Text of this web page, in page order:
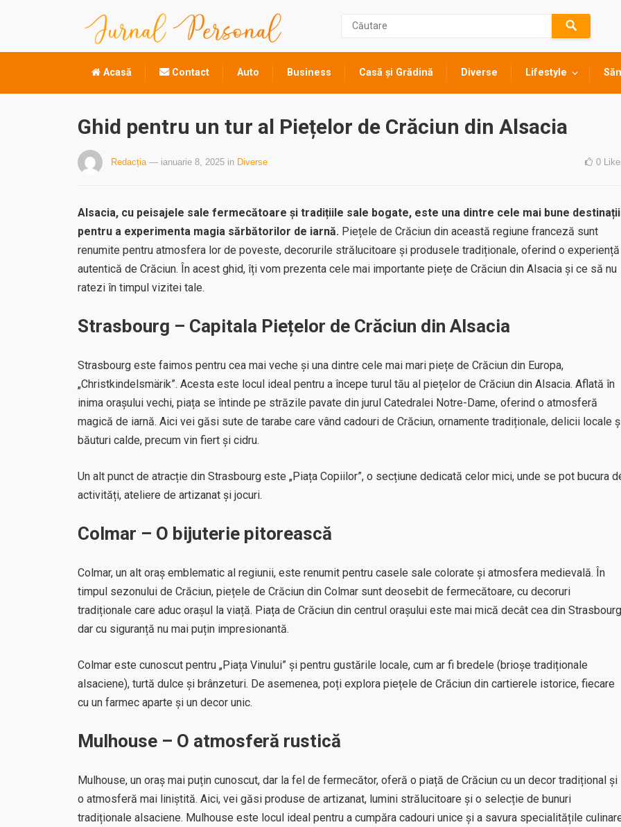
Acasă Contact Auto Business Casă și Grădină Diverse Lifestyle
Ghid pentru un tur al Piețelor de Crăciun din Alsacia
Redacția — ianuarie 8, 2025 in Diverse 0
Alsacia, cu peisajele sale fermecătoare și tradițiile sale bogate, este una dintre cele mai bune destinații
pentru a experimenta magia sărbătorilor de iarnă. Piețele de Crăciun din această regiune franceză sunt
renumite pentru atmosfera lor de poveste, decorurile strălucitoare și produsele tradiționale, oferind o experiență
autentică de Crăciun. În acest ghid, îți vom prezenta cele mai importante piețe de Crăciun din Alsacia și ce să nu
ratezi în timpul vizitei tale.
Strasbourg – Capitala Piețelor de Crăciun din Alsacia
Strasbourg este faimos pentru cea mai veche și una dintre cele mai mari piețe de Crăciun din Europa,
„Christkindelsmärik”. Acesta este locul ideal pentru a începe turul tău al piețelor de Crăciun din Alsacia. Aflată în
inima orașului vechi, piața se întinde pe străzile pavate din jurul Catedralei Notre-Dame, oferind o atmosferă
magică de iarnă. Aici vei găsi sute de tarabe care vând cadouri de Crăciun, ornamente tradiționale, delicii locale
băuturi calde, precum vin fiert și cidru.
Un alt punct de atracție din Strasbourg este „Piața Copiilor”, o secțiune dedicată celor mici, unde se pot bucura
activități, ateliere de artizanat și jocuri.
Colmar – O bijuterie pitorească
Colmar, un alt oraș emblematic al regiunii, este renumit pentru casele sale colorate și atmosfera medievală. În
timpul sezonului de Crăciun, piețele de Crăciun din Colmar sunt deosebit de fermecătoare, cu decoruri
tradiționale care aduc orașul la viață. Piața de Crăciun din centrul orașului este mai mică decât cea din
dar cu siguranță nu mai puțin impresionantă.
Colmar este cunoscut pentru „Piața Vinului” și pentru gustările locale, cum ar fi bredele (brioșe tradiționale
alsaciene), turtă dulce și brânzeturi. De asemenea, poți explora piețele de Crăciun din cartierele istorice, fiecare
cu un farmec aparte și un decor unic.
Mulhouse – O atmosferă rustică
Mulhouse, un oraș mai puțin cunoscut, dar la fel de fermecător, oferă o piață de Crăciun cu un decor tradițional și
o atmosferă mai liniștită. Aici, vei găsi produse de artizanat, lumini strălucitoare și o selecție de bunuri
tradiționale alsaciene. Mulhouse este locul ideal pentru a cumpăra cadouri unice și a savura specialitățile